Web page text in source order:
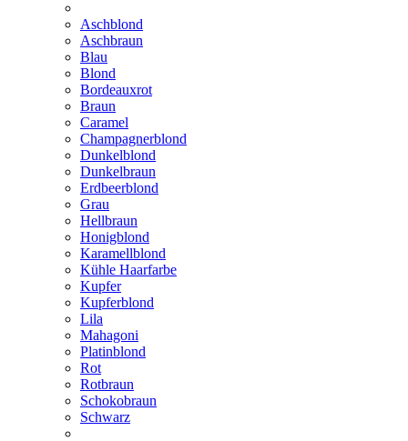
Aschblond
Aschbraun
Blau
Blond
Bordeauxrot
Braun
Caramel
Champagnerblond
Dunkelblond
Dunkelbraun
Erdbeerblond
Grau
Hellbraun
Honigblond
Karamellblond
Kühle Haarfarbe
Kupfer
Kupferblond
Lila
Mahagoni
Platinblond
Rot
Rotbraun
Schokobraun
Schwarz